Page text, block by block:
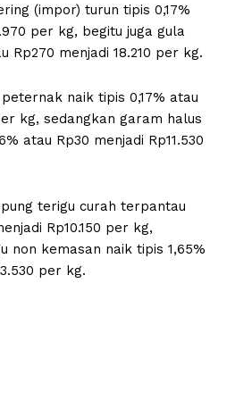
(impor) turun tipis 0,17%
per kg, begitu juga gula
Rp270 menjadi 18.210 per kg.
naik tipis 0,17% atau
kg, sedangkan garam halus
atau Rp30 menjadi Rp11.530
terigu curah terpantau
Rp10.150 per kg,
non kemasan naik tipis 1,65%
per kg.